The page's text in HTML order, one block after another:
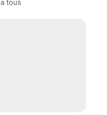
tous